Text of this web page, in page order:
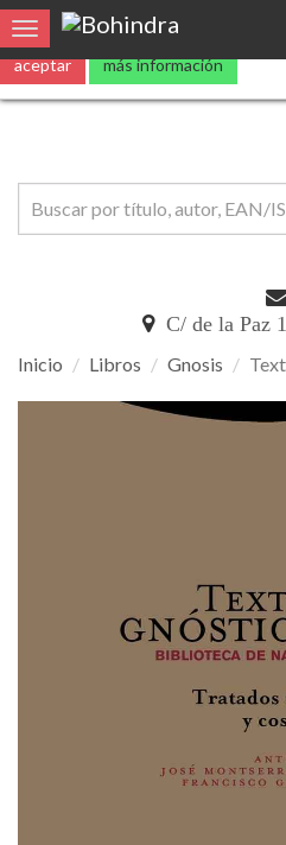
Utilizamoscookies propias y de
aceptar más información
Toggle navigation
C/ de la Paz
Inicio Libros Gnosis